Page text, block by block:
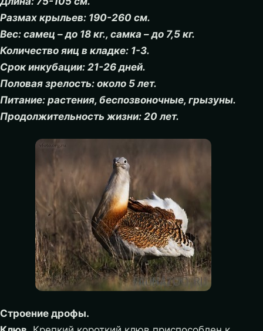
Размах крыльев: 190-260 см.
Вес: самец – до 18 кг., самка – до 7,5 кг.
Количество яиц в кладке: 1-3.
Срок инкубации: 21-26 дней.
Половая зрелость: около 5 лет.
Питание: растения, беспозвоночные, грызуны.
Продолжительность жизни: 20 лет.
Строение дрофы.